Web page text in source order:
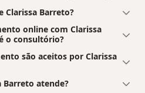
Clarissa Barreto?
online com Clarissa
o consultório?
são aceitos por Clarissa
Barreto atende?